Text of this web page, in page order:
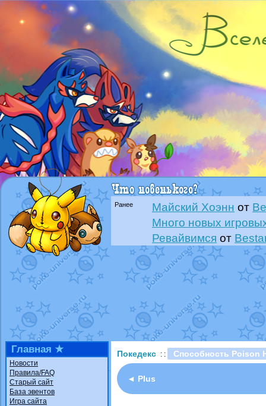
Ранее Майский Хоэнн от
Много новых
Ревайвимся от
Всё, трындец
Технические
доброе утро славяне
Йолда и Мимикью
от
Недовольный
The Dark Wishmaker
шадоу спиритомбот
траббишот
Raging Bolt
Shadow mismagius
Главная ★
Новости
Правила/FAQ
Старый сайт
База эвентов
Игра сайта
Покедекс : : Способность Poison
◄ Plus